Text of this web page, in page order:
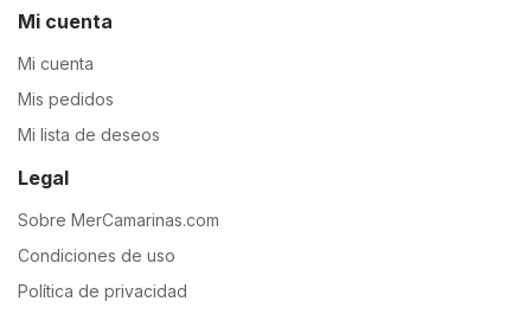
Mi cuenta
Mi cuenta
Mis pedidos
Mi lista de deseos
Legal
Sobre MerCamarinas.com
Condiciones de uso
Política de privacidad